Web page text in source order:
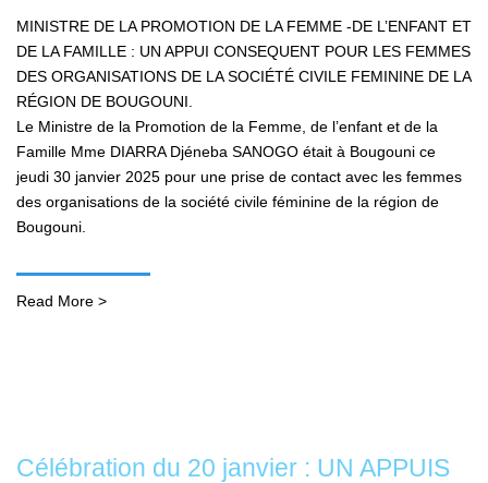
MINISTRE DE LA PROMOTION DE LA FEMME -DE L’ENFANT ET
DE LA FAMILLE : UN APPUI CONSEQUENT POUR LES FEMMES
DES ORGANISATIONS DE LA SOCIÉTÉ CIVILE FEMININE DE LA
RÉGION DE BOUGOUNI.
Le Ministre de la Promotion de la Femme, de l’enfant et de la
Famille Mme DIARRA Djéneba SANOGO était à Bougouni ce
jeudi 30 janvier 2025 pour une prise de contact avec les femmes
des organisations de la société civile féminine de la région de
Bougouni.
Read More >
Célébration du 20 janvier : UN APPUIS